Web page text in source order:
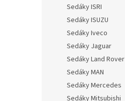
Sedáky ISRI
Sedáky ISUZU
Sedáky Iveco
Sedáky Jaguar
Sedáky Land Rover
Sedáky MAN
Sedáky Mercedes
Sedáky Mitsubishi